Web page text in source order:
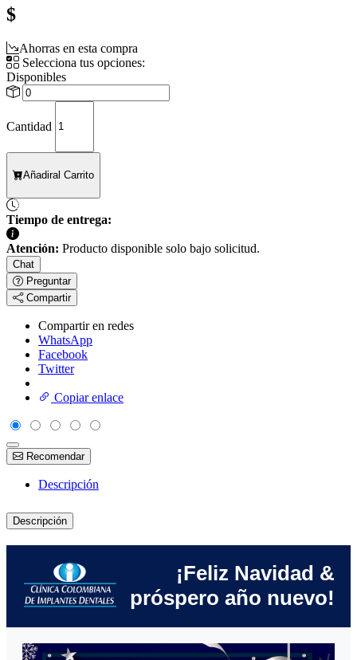
$
Ahorras en esta compra
Selecciona tus opciones:
Disponibles
Cantidad
Añadiral Carrito
Tiempo de entrega:
Atención: Producto disponible solo bajo solicitud.
Chat
Preguntar
Compartir
Compartir en redes
WhatsApp
Facebook
Twitter
Copiar enlace
Recomendar
Descripción
Descripción
¡Feliz Navidad &
próspero año nuevo!